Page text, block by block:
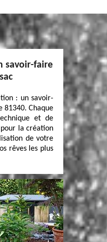
savoir-faire
: un savoir-
81340. Chaque
et de
la création
de votre
rêves les plus